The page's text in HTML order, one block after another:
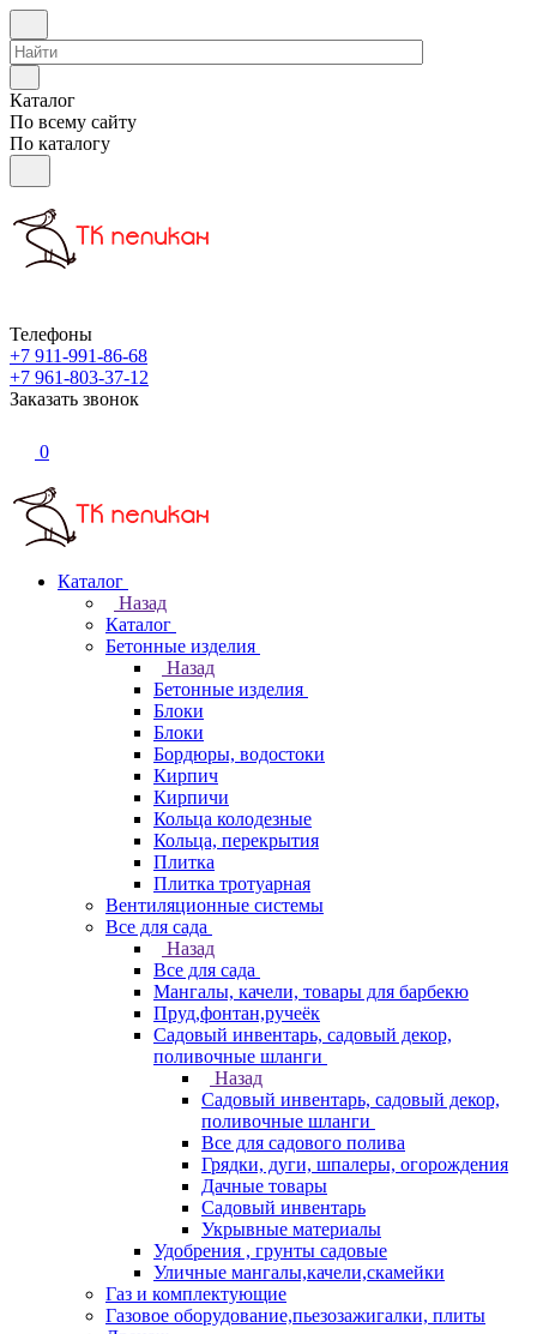
Каталог
По всему сайту
По каталогу
Телефоны
+7 911-991-86-68
+7 961-803-37-12
Заказать звонок
0
Каталог
Назад
Каталог
Бетонные изделия
Назад
Бетонные изделия
Блоки
Блоки
Бордюры, водостоки
Кирпич
Кирпичи
Кольца колодезные
Кольца, перекрытия
Плитка
Плитка тротуарная
Вентиляционные системы
Все для сада
Назад
Все для сада
Мангалы, качели, товары для барбекю
Пруд,фонтан,ручеёк
Садовый инвентарь, садовый декор,
поливочные шланги
Назад
Садовый инвентарь, садовый декор,
поливочные шланги
Все для садового полива
Грядки, дуги, шпалеры, огорождения
Дачные товары
Садовый инвентарь
Укрывные материалы
Удобрения , грунты садовые
Уличные мангалы,качели,скамейки
Газ и комплектующие
Газовое оборудование,пьезозажигалки, плиты